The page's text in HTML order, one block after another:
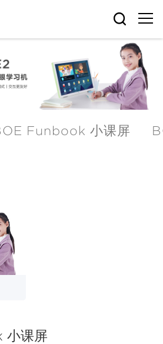
Funbook 小课屏
小课屏